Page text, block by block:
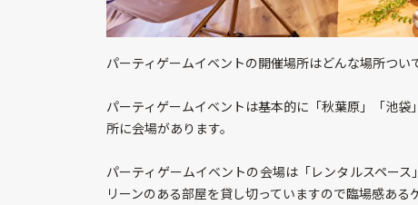
パーティゲームイベントの開催場所はどんな場所つい
パーティゲームイベントは基本的に「秋葉原」「池
所に会場があります。
パーティゲームイベントの会場は「レンタルスペー
リーンのある部屋を貸し切っていますので臨場感あ